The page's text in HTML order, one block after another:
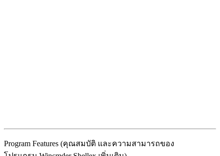
Program Features (คุณสมบัติ และความสามารถของ